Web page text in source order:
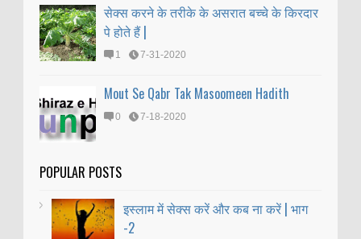
सेक्स करने के तरीके के असरात बच्चे के किरदार
पे होते हैं |
1 7-31-2020
Mout Se Qabr Tak Masoomeen Hadith
0 7-18-2020
POPULAR POSTS
इस्लाम में सेक्स करें और कब ना करें | भाग
-2